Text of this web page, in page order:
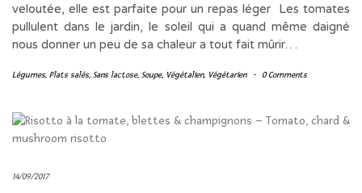
veloutée, elle est parfaite pour un repas léger Les tomates
pullulent dans le jardin, le soleil qui a quand même daigné
nous donner un peu de sa chaleur a tout fait mûrir…
Légumes, Plats salés, Sans lactose, Soupe, Végétalien, Végétarien - 0 Comments
14/09/2017